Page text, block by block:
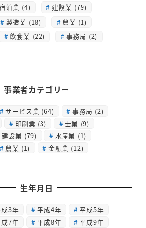
宿泊業 (4)
建設業 (79)
製造業 (18)
農業 (1)
飲食業 (22)
事務局 (2)
事業者カテゴリー
サービス業 (64) 事務局 (2)
印刷業 (3) 士業 (9)
建設業 (79) 水産業 (1)
農業 (1) 金融業 (12)
生年月日
3年 平成4年
平成5年
7年 平成8年
平成9年